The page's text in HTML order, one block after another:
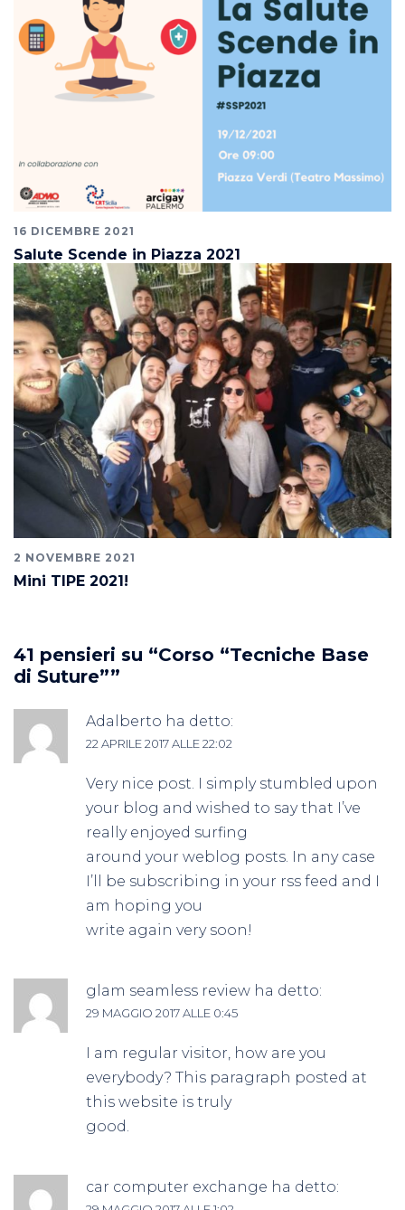
16 DICEMBRE 2021
Salute Scende in Piazza 2021
2 NOVEMBRE 2021
Mini TIPE 2021!
41 pensieri su “Corso “Tecniche Base
di Suture””
Adalberto ha detto:
22 APRILE 2017 ALLE 22:02
Very nice post. I simply stumbled upon
your blog and wished to say that I’ve
really enjoyed surfing
around your weblog posts. In any case
I’ll be subscribing in your rss feed and I
am hoping you
write again very soon!
glam seamless review ha detto:
29 MAGGIO 2017 ALLE 0:45
I am regular visitor, how are you
everybody? This paragraph posted at
this website is truly
good.
car computer exchange ha detto: